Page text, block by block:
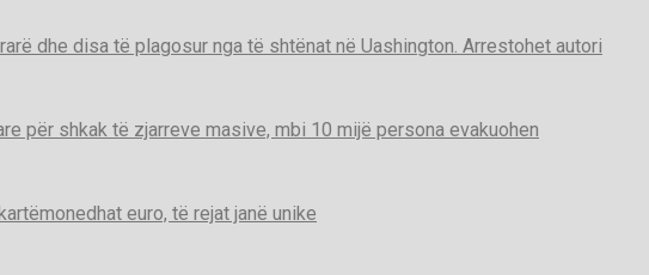
dhe disa të plagosur nga të shtënat në Uashington. Arrestohet autori
për shkak të zjarreve masive, mbi 10 mijë persona evakuohen
euro, të rejat janë unike